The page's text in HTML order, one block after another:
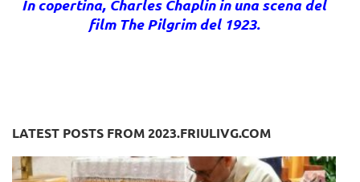
In copertina, Charles Chaplin in una scena del
film The Pilgrim del 1923.
LATEST POSTS FROM 2023.FRIULIVG.COM